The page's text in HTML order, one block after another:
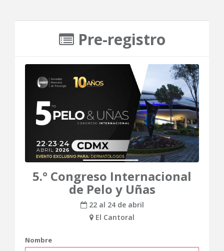
Pre-registro
5.° Congreso Internacional
de Pelo y Uñas
22 al 24 de abril
El Cantoral
Nombre